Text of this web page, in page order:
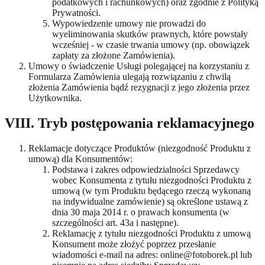
podatkowych i rachunkowych) oraz zgodnie z Polityką
Prywatności.
Wypowiedzenie umowy nie prowadzi do
wyeliminowania skutków prawnych, które powstały
wcześniej - w czasie trwania umowy (np. obowiązek
zapłaty za złożone Zamówienia).
Umowy o świadczenie Usługi polegającej na korzystaniu z
Formularza Zamówienia ulegają rozwiązaniu z chwilą
złożenia Zamówienia bądź rezygnacji z jego złożenia przez
Użytkownika.
VIII. Tryb postępowania reklamacyjnego
Reklamacje dotyczące Produktów (niezgodność Produktu z
umową) dla Konsumentów:
Podstawa i zakres odpowiedzialności Sprzedawcy
wobec Konsumenta z tytułu niezgodności Produktu z
umową (w tym Produktu będącego rzeczą wykonaną
na indywidualne zamówienie) są określone ustawą z
dnia 30 maja 2014 r. o prawach konsumenta (w
szczególności art. 43a i następne).
Reklamację z tytułu niezgodności Produktu z umową
Konsument może złożyć poprzez przesłanie
wiadomości e-mail na adres: online@fotoborek.pl lub